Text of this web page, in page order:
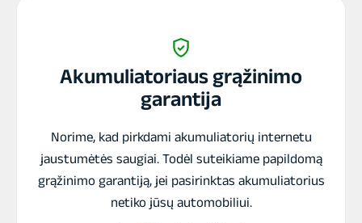
Akumuliatoriaus grąžinimo
garantija
Norime, kad pirkdami akumuliatorių internetu
jaustumėtės saugiai. Todėl suteikiame papildomą
grąžinimo garantiją, jei pasirinktas akumuliatorius
netiko jūsų automobiliui.